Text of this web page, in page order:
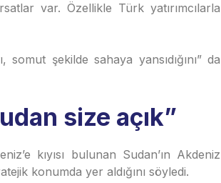
var. Özellikle Türk yatırımcılarla
somut şekilde sahaya yansıdığını” da
size açık”
kıyısı bulunan Sudan’ın Akdeniz
konumda yer aldığını söyledi.